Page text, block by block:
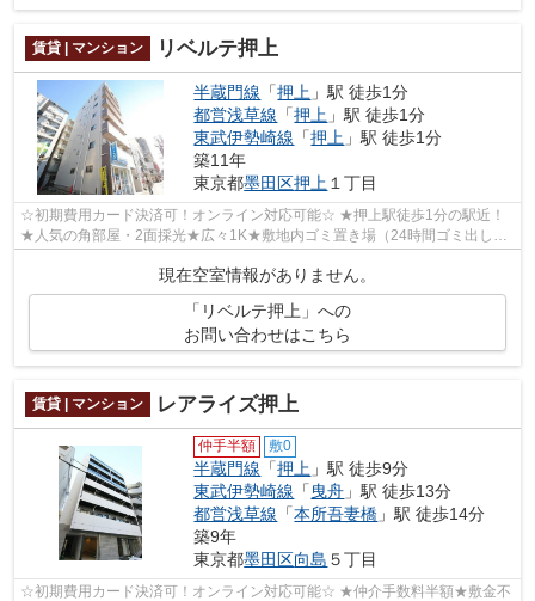
賃貸 | マンション リベルテ押上
半蔵門線 「押上 」駅 徒歩1分
都営浅草線 「押上 」駅 徒歩1分
東武伊勢崎線 「押上 」駅 徒歩1分
築11年
東京都墨田区押上 １丁目
☆初期費用カード決済可！オンライン対応可能☆ ★押上駅徒歩1分の駅近！
★人気の角部屋・2面採光★広々1K★敷地内ゴミ置き場（24時間ゴミ出し
現在空室情報がありません。
「リベルテ押上」への
お問い合わせはこちら
賃貸 | マンション レアライズ押上
仲手半額 敷0
半蔵門線 「押上 」駅 徒歩9分
東武伊勢崎線 「 曳舟 」駅 徒歩13分
都営浅草線 「本所吾妻橋 」駅 徒歩14分
築9年
東京都墨田区向島 ５丁目
☆初期費用カード決済可！オンライン対応可能☆ ★仲介手数料半額★敷金不